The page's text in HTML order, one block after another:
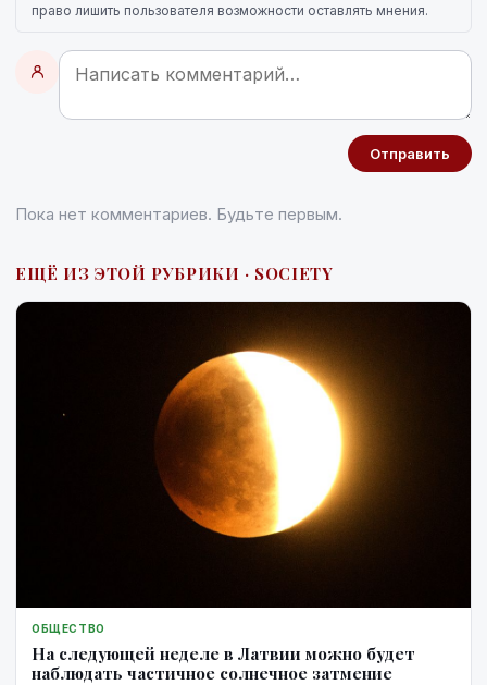
право лишить пользователя возможности оставлять мнения.
Отправить
Пока нет комментариев. Будьте первым.
ЕЩЁ ИЗ ЭТОЙ РУБРИКИ · SOCIETY
ОБЩЕСТВО
На следующей неделе в Латвии можно будет
наблюдать частичное солнечное затмение